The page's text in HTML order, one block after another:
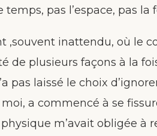
temps, pas l’espace, pas la
,souvent inattendu, où le
de plusieurs façons à la
pas laissé le choix
a commencé à se
m’avait obligée à